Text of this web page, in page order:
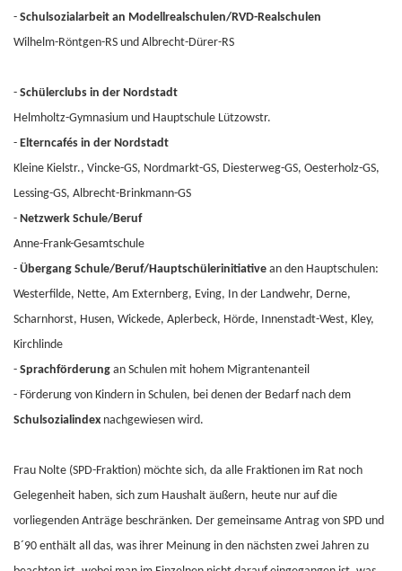
- Schulsozialarbeit an Modellrealschulen/RVD-Realschulen
Wilhelm-Röntgen-RS und Albrecht-Dürer-RS
- Schülerclubs in der Nordstadt
Helmholtz-Gymnasium und Hauptschule Lützowstr.
- Elterncafés in der Nordstadt
Kleine Kielstr., Vincke-GS, Nordmarkt-GS, Diesterweg-GS, Oesterholz-GS,
Lessing-GS, Albrecht-Brinkmann-GS
- Netzwerk Schule/Beruf
Anne-Frank-Gesamtschule
- Übergang Schule/Beruf/Hauptschülerinitiative an den Hauptschulen:
Westerfilde, Nette, Am Externberg, Eving, In der Landwehr, Derne,
Scharnhorst, Husen, Wickede, Aplerbeck, Hörde, Innenstadt-West, Kley,
Kirchlinde
- Sprachförderung an Schulen mit hohem Migrantenanteil
- Förderung von Kindern in Schulen, bei denen der Bedarf nach dem
Schulsozialindex nachgewiesen wird.
Frau Nolte (SPD-Fraktion) möchte sich, da alle Fraktionen im Rat noch
Gelegenheit haben, sich zum Haushalt äußern, heute nur auf die
vorliegenden Anträge beschränken. Der gemeinsame Antrag von SPD und
B´90 enthält all das, was ihrer Meinung in den nächsten zwei Jahren zu